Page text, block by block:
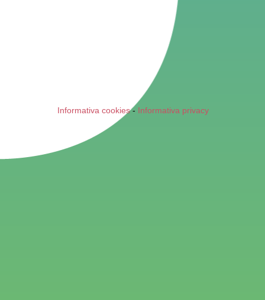
Informativa cookies- Informativa privacy